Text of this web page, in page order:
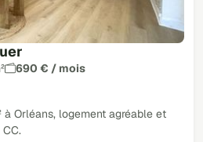
690 € / mois
à Orléans, logement agréable et